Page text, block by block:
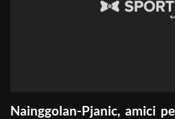
Nainggolan-Pjanic, amici